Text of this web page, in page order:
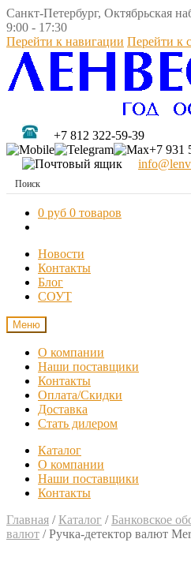
Санкт-Петербург,
9:00 - 17:30
Перейти к навигации Перейти к
+7 812 322-59-39
+7 931
0 руб 0 товаров
Новости
Контакты
Блог
СОУТ
Меню
О компании
Наши поставщики
Контакты
Оплата/Скидки
Доставка
Стать дилером
Каталог
О компании
Наши поставщики
Контакты
Главная / Каталог / Банковское
валют /Ручка-детектор валют